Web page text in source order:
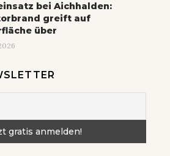
bei Aichhalden:
greift auf
über